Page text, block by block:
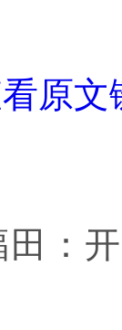
原文
田：